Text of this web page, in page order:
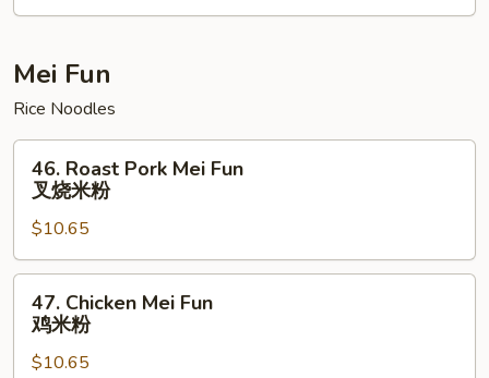
本
捞
Mei Fun
Rice Noodles
Roast
Pork
Mei
Fun
叉
46. Roast Pork Mei Fun
叉烧米粉
$10.65
Chicken
Mei
Fun
47. Chicken Mei Fun
鸡米粉
$10.65